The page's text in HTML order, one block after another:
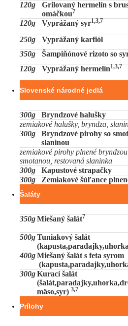
120g
Grilovaný hermelín s
omáčkou7
120g Vyprážaný syr1,3,7
250g
Vyprážaný karfiól
350g
Šampiňónové rizoto so
120g
Vyprážaný hermelín1,3,7
Slovenské národné jedlá
300g Bryndzové halušky
zemiakové halušky, bryndza,
300g
Bryndzové pirohy so
slaninou
zemiakové pirohy plnené
smotanou, restovaná slaninka
300g
Kapustové strapačky
300g
Zemiakové šúľance
Šaláty
350gMiešaný šalát7
500gTuniakový šalát
400gMiešaný šalát s feta syrom
300gKurací šalát
mäso,syr) 3,7
Prílohy